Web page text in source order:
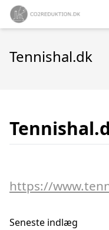
Tennishal.dk
https://
Seneste indlæg